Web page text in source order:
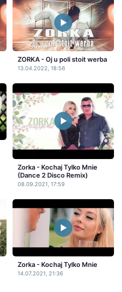
ZORKA - Oj u poli stoit werba
13.04.2022, 18:56
Zorka - Kochaj Tylko Mnie
(Dance 2 Disco Remix)
08.09.2021, 17:59
Zorka - Kochaj Tylko Mnie
14.07.2021, 21:36